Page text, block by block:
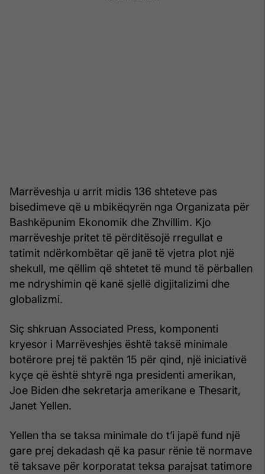
Marrëveshja u arrit midis 136 shteteve pas
bisedimeve që u mbikëqyrën nga Organizata për
Bashkëpunim Ekonomik dhe Zhvillim. Kjo
marrëveshje pritet të përditësojë rregullat e
tatimit ndërkombëtar që janë të vjetra plot një
shekull, me qëllim që shtetet të mund të përballen
me ndryshimin që kanë sjellë digjitalizimi dhe
globalizmi.
Siç shkruan Associated Press, komponenti
kryesor i Marrëveshjes është taksë minimale
botërore prej të paktën 15 për qind, një iniciativë
kyçe që është shtyrë nga presidenti amerikan,
Joe Biden dhe sekretarja amerikane e Thesarit,
Janet Yellen.
Yellen tha se taksa minimale do t’i japë fund një
gare prej dekadash që ka pasur rënie të normave
të taksave për korporatat teksa parajsat tatimore